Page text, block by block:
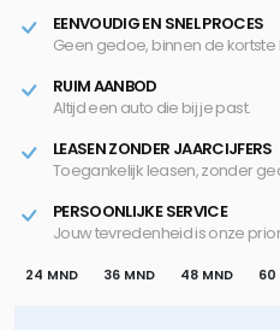
EENVOUDIG EN SNEL PROCES
Geen gedoe, binnen de
RUIM AANBOD
Altijd een auto die bij je past.
LEASEN ZONDER JAARCIJFERS
Toegankelijk leasen, zonder
PERSOONLIJKE SERVICE
Jouw tevredenheid is onze
24 MND 36 MND 48 MND 60